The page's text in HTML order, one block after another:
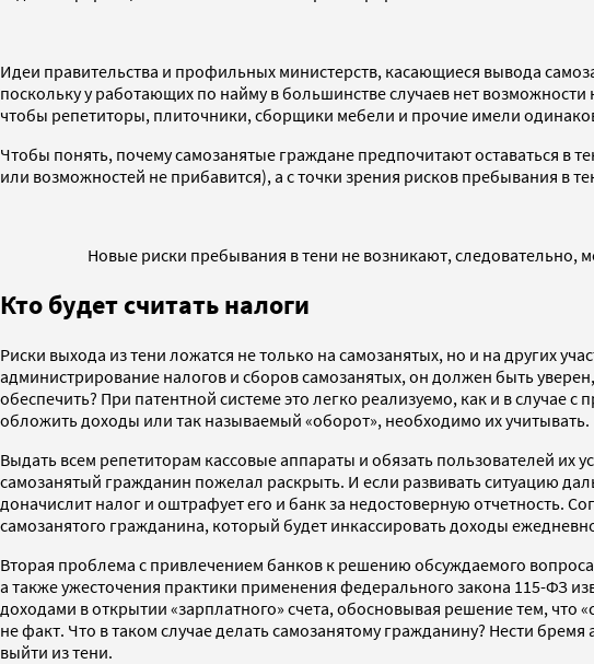
Идеи правительства и профильных министерств, касающиеся вывода
поскольку у работающих по найму в большинстве случаев нет
чтобы репетиторы, плиточники, сборщики мебели и прочие имели
Чтобы понять, почему самозанятые граждане предпочитают оставаться в
или возможностей не прибавится), а с точки зрения рисков пребывания в
Новые риски пребывания в тени не возникают, следовательно,
Кто будет считать налоги
Риски выхода из тени ложатся не только на самозанятых, но и на других
администрирование налогов и сборов самозанятых, он должен быть
обеспечить? При патентной системе это легко реализуемо, как и в
обложить доходы или так называемый «оборот», необходимо их учитывать.
Выдать всем репетиторам кассовые аппараты и обязать пользователей их
самозанятый гражданин пожелал раскрыть. И если развивать ситуацию
доначислит налог и оштрафует его и банк за недостоверную отчетность.
самозанятого гражданина, который будет инкассировать доходы
Вторая проблема с привлечением банков к решению обсуждаемого
а также ужесточения практики применения федерального закона 115-ФЗ
доходами в открытии «зарплатного» счета, обосновывая решение тем, что
не факт. Что в таком случае делать самозанятому гражданину? Нести
выйти из тени.